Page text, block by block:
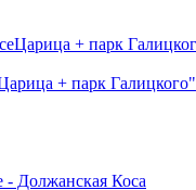
+ парк Галицкого"